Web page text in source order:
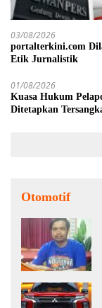
03/08/2026
portalterkini.com
Etik Jurnalistik
01/08/2026
Kuasa Hukum
Ditetapkan
Otomotif